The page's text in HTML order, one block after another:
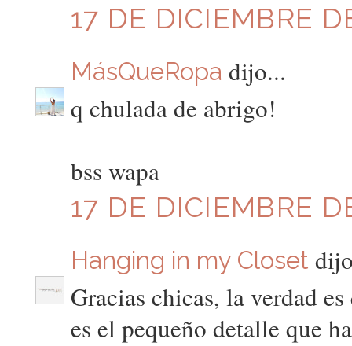
17 DE DICIEMBRE
MásQueRopa dijo...
q chulada de abrigo!
bss wapa
17 DE DICIEMBRE
Hanging in my Closet
Gracias chicas, la verdad
es el pequeño detalle que